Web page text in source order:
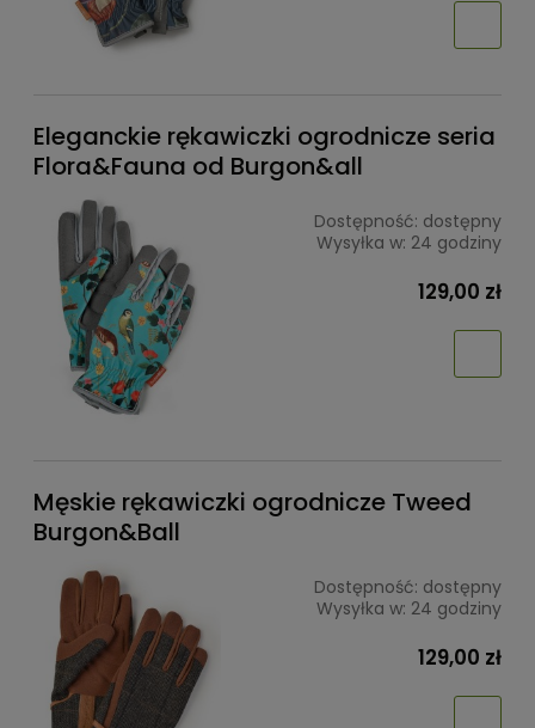
Eleganckie rękawiczki ogrodnicze seria
Flora&Fauna od Burgon&all
Dostępność: dostępny
Wysyłka w: 24 godziny
129,00 zł
Męskie rękawiczki ogrodnicze Tweed
Burgon&Ball
Dostępność: dostępny
Wysyłka w: 24 godziny
129,00 zł